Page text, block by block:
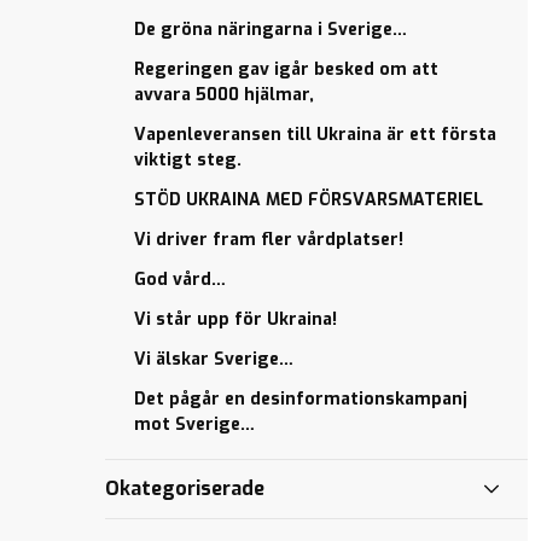
vårdplatser…
Civilsamhällets
insatser är
helt
ovärderliga…
Sveriges
riksdag
står upp
Ukraina
”Mariupol
är
på
jorden”.
majoritet i
De gröna näringarna i Sverige…
Regeringen gav igår besked om att
avvara 5000 hjälmar,
Vapenleveransen till Ukraina är ett första
viktigt steg.
STÖD UKRAINA MED FÖRSVARSMATERIEL
Vi driver fram fler vårdplatser!
God vård…
Vi står upp för Ukraina!
Vi älskar Sverige…
Det pågår en desinformationskampanj
mot Sverige…
Okategoriserade
vårdplatser…
Civilsamhällets
insatser är
helt
ovärderliga…
Sveriges
riksdag
står upp
Ukraina
”Mariupol
är
på
jorden”.
majoritet i